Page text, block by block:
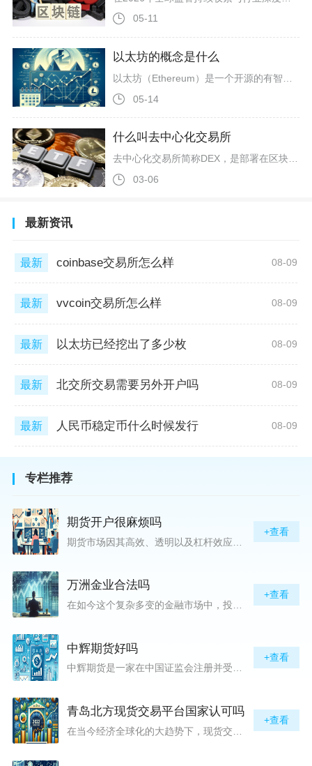
05-11
以太坊的概念是什么
以太坊（Ethereum）是一个开源的有智能合约功能的公共区块链平台，由VitalikButerin于2013-2014年提出构想，2015年7月30日正式上线，其原生加密货币为以太币（ETH），市值稳居加密行业第二。它并非单一数字货币，而是支持全球开发者构建与运行去中心化应用（DApp）的可编程基础设施，被视为区块链“第二代”的核心代表。以太坊的核心创新在于智能合约与以太坊虚拟机（EVM）：智能合约是预设规则的链上代码，满足条件即自动执行，无需第三方中介；EVM作为网络“操
05-14
什么叫去中心化交易所
去中心化交易所简称DEX，是部署在区块链上、依托智能合约完成数字资产点对点兑换，不存在平台托管用户资金的加密货币交易场所，也是去中心化金融赛道最重要的基础设施。和大众熟悉的中心化交易所不同，去中心化交易所没有运营公司掌控资金与交易流程，所有...
03-06
最新资讯
最新 coinbase交易所怎么样 08-09
最新 vvcoin交易所怎么样 08-09
最新 以太坊已经挖出了多少枚 08-09
最新 北交所交易需要另外开户吗 08-09
最新 人民币稳定币什么时候发行 08-09
专栏推荐
期货开户很麻烦吗
+查看
万洲金业合法吗
在如今这个复杂多变的金融市场中，投资者对于选择可靠的投资平台显得尤为谨慎。随着各种金融产品的广泛推广，人们越发关注那些涉及重金属买卖、投资的公司及平台，而万洲金业（以下简称“万洲”）正是此类公司之一。本文将从多个角度深入探讨“万洲金业是否合法”这一问题，旨在为广大投资者提供一份详实的参考。万洲金业是一家专注于黄金投资的公司，其业务范畴主要包括黄金交易、投资咨询等。作为金融投资领域的一份子，万洲金业声称其具有强大的行业背景和丰富的交易经验，承诺为客户提供专业的金融产品及服务。对
+查看
中辉期货好吗
中辉期货是一家在中国证监会注册并受其监管的期货公司。以其强大的资本实力、稳健的经营策略和严格的风险控制体系，赢得了业界的广泛认可和客户的信任。从公司成立时间、注册资本、经营范围以及历年的经营成绩来看，中辉期货展现出的行业地位和实力，为投资者提供了一定程度的信心保障。中辉期货提供包括期货交易、期货投资咨询、资产管理等在内的全方位服务。公司拥有一支经验丰富、专业素质高的团队，他们对市场动态有着敏锐的洞察力，能够为客户提供准确的市场分析和投资策略建议，帮助客户在复杂多变的市场中稳健
+查看
青岛北方现货交易平台国家认可吗
+查看